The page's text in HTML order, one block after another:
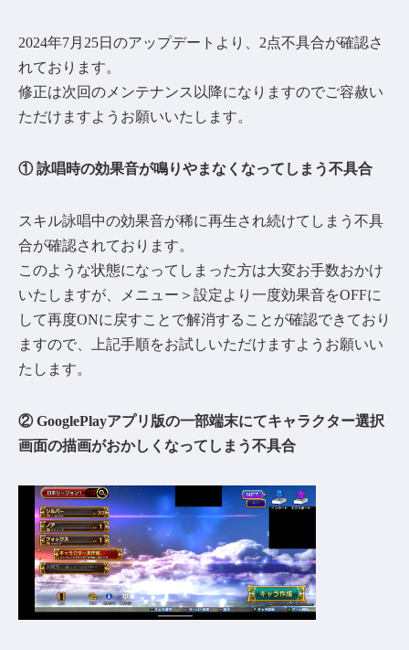
2024年7月25日のアップデートより、2点不具合が確認さ
れております。
修正は次回のメンテナンス以降になりますのでご容赦い
ただけますようお願いいたします。
① 詠唱時の効果音が鳴りやまなくなってしまう不具合
スキル詠唱中の効果音が稀に再生され続けてしまう不具
合が確認されております。
このような状態になってしまった方は大変お手数おかけ
いたしますが、メニュー＞設定より一度効果音をOFFに
して再度ONに戻すことで解消することが確認できており
ますので、上記手順をお試しいただけますようお願いい
たします。
② GooglePlayアプリ版の一部端末にてキャラクター選択
画面の描画がおかしくなってしまう不具合